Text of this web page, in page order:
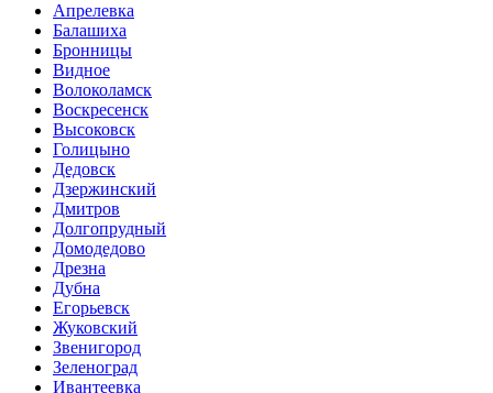
Апрелевка
Балашиха
Бронницы
Видное
Волоколамск
Воскресенск
Высоковск
Голицыно
Дедовск
Дзержинский
Дмитров
Долгопрудный
Домодедово
Дрезна
Дубна
Егорьевск
Жуковский
Звенигород
Зеленоград
Ивантеевка